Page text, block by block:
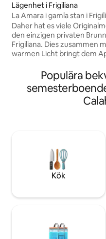
Lägenhet i Frigiliana
La Amara i gamla stan i
Lounis...
Daher hat es viele
den einzigen privaten
Frigiliana. Dies zusammen
warmen Licht bringt dem
Wohlfühlatmosphäre. Im alten
Weinkeller des Hauses
heute eine voll
gemütliche Küche im
(160*200). Eine weitere
die Doppeldusche im
die marokkanische
sich während des warmen
marokkanischen Esstisch
Cafe trinken - oder einfach
auf die weite, friedliche
Populära
Kök